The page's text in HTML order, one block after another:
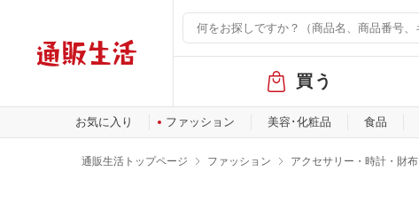
バ
ル
メ
買う
お気に入り ファッション 美容･化粧品 食品
通販生活トップページ ファッション アクセサリー・時計・財布